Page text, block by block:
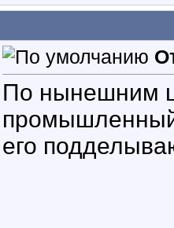
По нынешним
промышленный
его